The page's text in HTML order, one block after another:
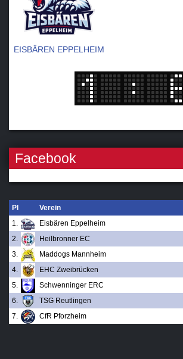
EISBÄREN EPPELHEIM
Facebook
Pl Verein
1.
Eisbären Eppelheim
2.
Heilbronner EC
3.
Maddogs Mannheim
4.
EHC Zweibrücken
5.
Schwenninger ERC
6.
TSG Reutlingen
7.
CfR Pforzheim